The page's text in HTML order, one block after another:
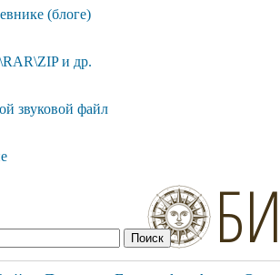
(блоге)
и др.
звуковой файл